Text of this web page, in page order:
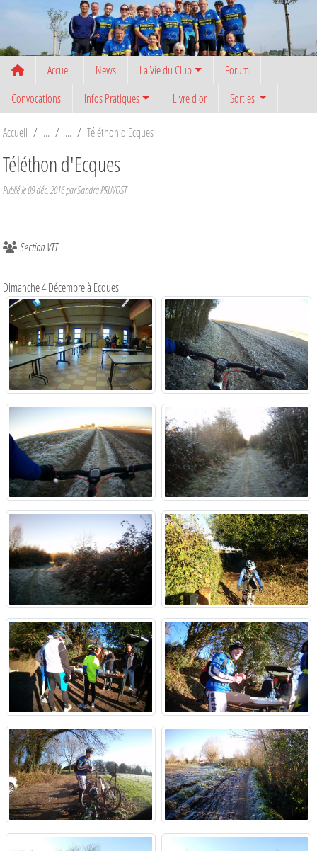
Accueil News La Vie du Club
Forum
Convocations
Infos Pratiques Livre d or Sorties
Accueil Téléthon d'Ecques
Téléthon d'Ecques
Publié le09 déc. 2016parSandra PRUVOST
Section VTT
Dimanche 4 Décembre à Ecques
Panneau de gestion des cookies